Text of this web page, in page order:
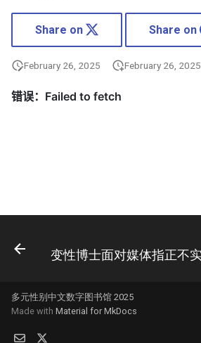
Share on Share on
February 26, 2025 February 26, 2025
多元性别中文数字图书馆 2025
Made with Material for MkDocs